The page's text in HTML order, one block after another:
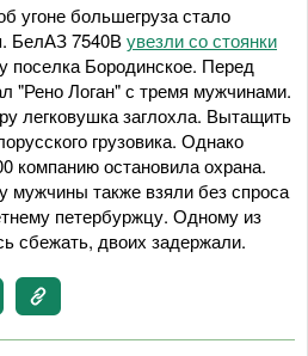
угоне большегруза стало
БелАЗ 7540Вувезли со стоянки
у поселка Бородинское. Перед
"Рено Логан" с тремя мужчинами.
легковушка заглохла. Вытащить
грузовика. Однако
компанию остановила охрана.
мужчины также взяли без спроса
петербуржцу. Одному из
сбежать, двоих задержали.